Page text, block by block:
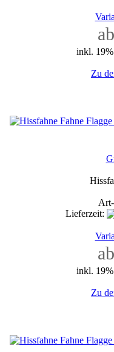
inkl.
Zu
Lieferzeit:
inkl.
Zu